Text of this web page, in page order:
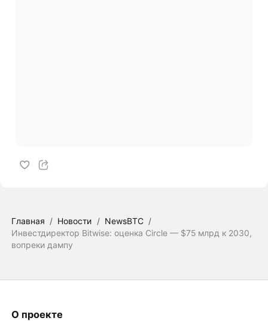
Главная / Новости / NewsBTC /
Инвестдиректор Bitwise: оценка Circle — $75 млрд к 2030,
вопреки дампу
О проекте